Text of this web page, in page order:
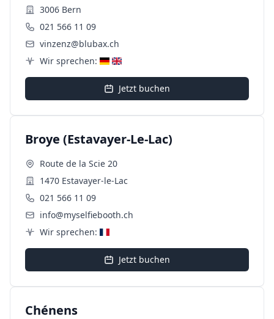
3006 Bern
021 566 11 09
vinzenz@blubax.ch
Wir sprechen:
Jetzt buchen
Broye (Estavayer-Le-Lac)
Route de la Scie 20
1470 Estavayer-le-Lac
021 566 11 09
info@myselfiebooth.ch
Wir sprechen:
Jetzt buchen
Chénens